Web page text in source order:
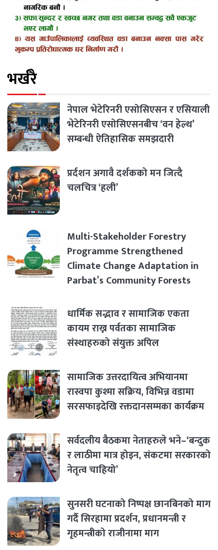
भर्खरै
नेपाल भेटेरिनरी एसोसिएसन र एसियाली
भेटेरिनरी एसोसिएसनबीच ‘वन हेल्थ’
सम्बन्धी ऐतिहासिक समझदारी
प्रर्दशन अगावै दर्शकको मन जित्दै
चलचित्र ‘हली’
Multi-Stakeholder Forestry
Programme Strengthened
Climate Change Adaptation in
Parbat’s Community Forests
धार्मिक सद्भाव र सामाजिक एकता
कायम राख्न पर्वतका सामाजिक
संस्थाहरुको संयुक्त अपिल
सामाजिक उत्तरदायित्व अभियानमा
रास्वपा कुश्मा सक्रिय, विभिन्न वडामा
सरसफाइदेखि रक्तदानसम्मका कार्यक्रम
सर्वदलीय बैठकमा नेताहरुले भने–‘बन्दुक
र लाठीमा मात्र होइन, संकटमा सरकारको
नेतृत्व चाहियो’
सुनसरी घटनाको निष्पक्ष छानबिनको माग
गर्दै सिरहामा प्रदर्शन, प्रधानमन्त्री र
गृहमन्त्रीको राजीनामा माग